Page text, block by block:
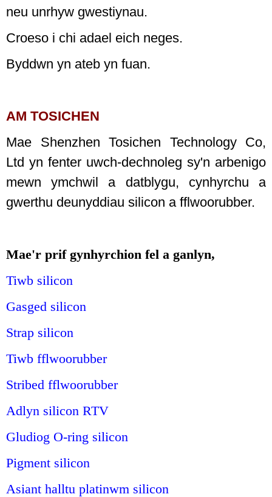
neu unrhyw gwestiynau.
Croeso i chi adael eich neges.
Byddwn yn ateb yn fuan.
AM TOSICHEN
Mae Shenzhen Tosichen Technology Co,
Ltd yn fenter uwch-dechnoleg sy'n arbenigo
mewn ymchwil a datblygu, cynhyrchu a
gwerthu deunyddiau silicon a fflwoorubber.
Mae'r prif gynhyrchion fel a ganlyn,
Tiwb silicon
Gasged silicon
Strap silicon
Tiwb fflwoorubber
Stribed fflwoorubber
Adlyn silicon RTV
Gludiog O-ring silicon
Pigment silicon
Asiant halltu platinwm silicon